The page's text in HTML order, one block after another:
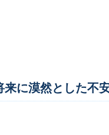
に漠然とした不